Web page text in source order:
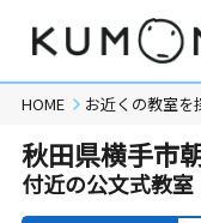
HOME お近くの教室を
秋田県横手市
付近の公文式教室